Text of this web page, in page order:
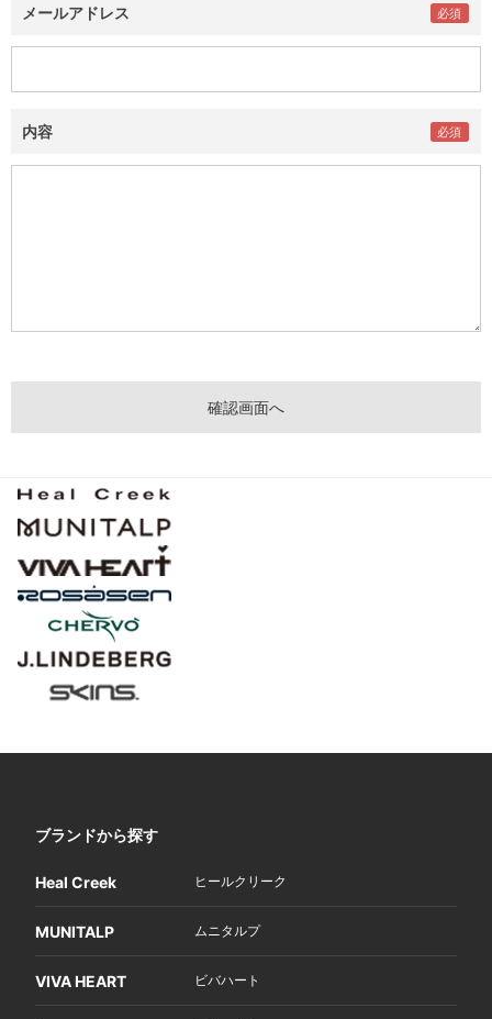
メールアドレス
内容
ブランドから探す
Heal Creek ヒールクリーク
MUNITALP ムニタルプ
VIVA HEART ビバハート